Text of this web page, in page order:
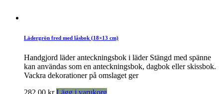
Lädergrön fred med låsbok (18×13 cm)
Handgjord läder anteckningsbok i läder Stängd med spänne
kan användas som en anteckningsbok, dagbok eller skissbok.
Vackra dekorationer på omslaget ger
282,00 kr Lägg i varukorg